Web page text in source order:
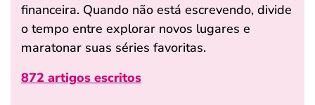
financeira. Quando não está escrevendo, divide
o tempo entre explorar novos lugares e
maratonar suas séries favoritas.
872 artigos escritos